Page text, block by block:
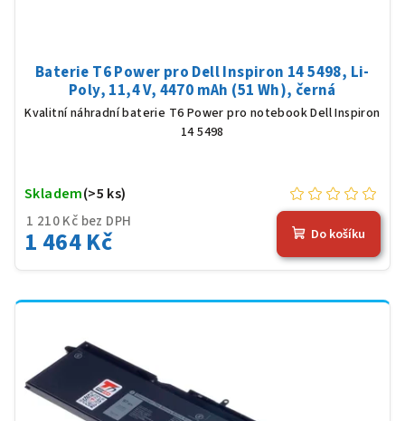
Baterie T6 Power pro Dell Inspiron 14 5498, Li-
Poly, 11,4 V, 4470 mAh (51 Wh), černá
Kvalitní náhradní baterie T6 Power pro notebook Dell Inspiron
14 5498
1 210 Kč bez DPH
1 464 Kč
Skladem(>5 ks)
Do košíku